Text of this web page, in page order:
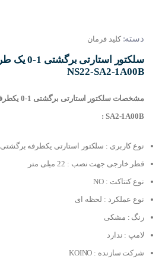
دسته: کلید فرمان
NS22-SA2-1A00B
مشخصاتسلکتور
SA2-1A00B :
نوع کاربری : سلکتور استارتی یکطرفه برگشتی
قطر خارجی جهت نصب : 22 میلی متر
نوع کنتاکت : NO
نوع عملکرد : لحظه ای
رنگ : مشکی
لامپ : ندارد
شرکت سازنده : KOINO